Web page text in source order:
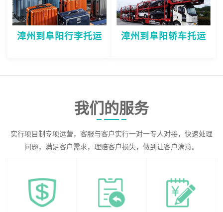
漳州到阜阳行李托运 漳州到阜阳轿车托运
我们的服务
实行项目制专项运营，客服与客户实行一对一专人对接，快速处理
问题，满足客户需求，理赔客户损失，做到让客户满意。